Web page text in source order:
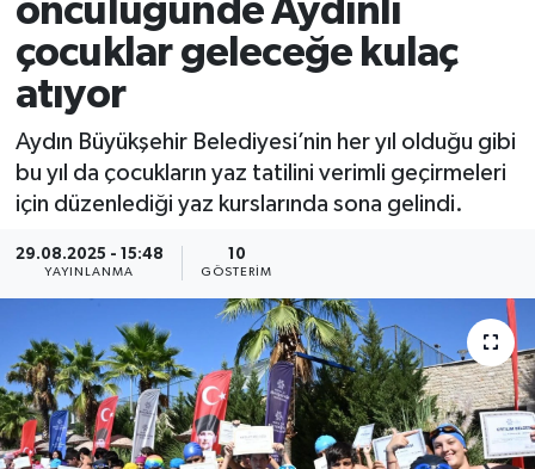
öncülüğünde Aydınlı
çocuklar geleceğe kulaç
atıyor
Aydın Büyükşehir Belediyesi’nin her yıl olduğu gibi
bu yıl da çocukların yaz tatilini verimli geçirmeleri
için düzenlediği yaz kurslarında sona gelindi.
29.08.2025 - 15:48
YAYINLANMA
10
GÖSTERIM